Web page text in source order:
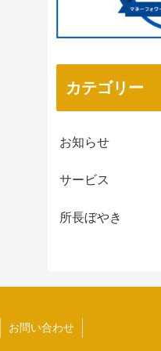
カテゴリー
お知らせ
サービス
所長ぼやき
お問い合わせ